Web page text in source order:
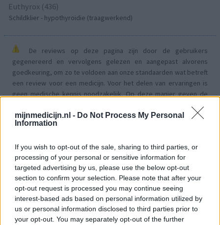
mijnmedicijn.nl - Do Not Process My Personal
Information
If you wish to opt-out of the sale, sharing to third parties, or
processing of your personal or sensitive information for
targeted advertising by us, please use the below opt-out
section to confirm your selection. Please note that after your
opt-out request is processed you may continue seeing
interest-based ads based on personal information utilized by
us or personal information disclosed to third parties prior to
your opt-out. You may separately opt-out of the further
Euthyrox (436)
Schildklier - hypothyroidie (traagwerkend)
De reviews op deze pagina zijn door de gebruikers
gegenereerd en vervolgens gelezen en aangepast alvorens
goedkeuring, om zo te voldoen aan onze standaarden wat betreft
een review voor een medicijn. Voor het delen van ervaringen is
geen medische kennis noodzakelijk. Op deze manier geven de
reviews alleen een beeld van de ervaring van de schrijvers en niet
die van de eigenaar van deze website. Denk er aan dat de
ervaringen kunnen verschillen van persoon tot persoon en dat u
apotheker.